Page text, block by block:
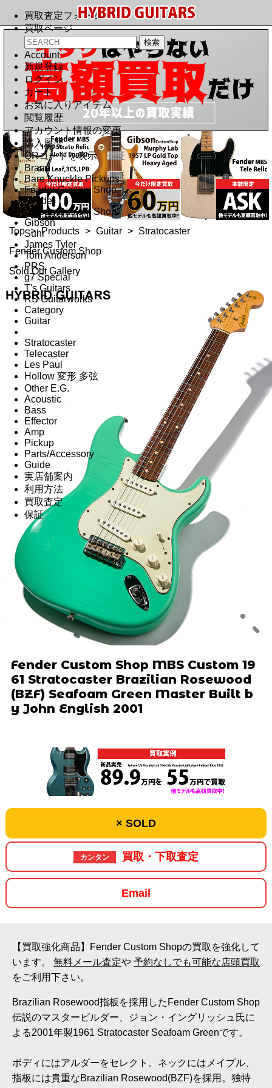
買取査定フォーム
買取ページ
Account
新規登録
ログイン
カート
お気に入りアイテム
閲覧履歴
アカウント情報の変更
購入履歴
QRコードを表示
Brand
Bare Knuckle Pickups
Fender Custom Shop
Fender
Gibson Custom Shop
Gibson
Suhr
James Tyler
Tom Anderson
PRS
g7 Special
T's Guitars
RS Guitarworks
Category
Guitar
Stratocaster
Telecaster
Les Paul
Hollow 変形 多弦
Other E.G.
Acoustic
Bass
Effector
Amp
Pickup
Parts/Accessory
Guide
実店舗案内
利用方法
買取査定
保証
Top > Products > Guitar > Stratocaster
Fender Custom Shop
Sold Out Gallery
Fender Custom Shop MBS Custom 19
61 Stratocaster Brazilian Rosewood
(BZF) Seafoam Green Master Built b
y John English 2001
× SOLD
カンタン 買取・下取査定
Email
【買取強化商品】Fender Custom Shopの買取を強化して
います。 無料メール査定や 予約なしでも可能な店頭買取
をご利用下さい。
Brazilian Rosewood指板を採用したFender Custom Shop
伝説のマスタービルダー、ジョン・イングリッシュ氏に
よる2001年製1961 Stratocaster Seafoam Greenです。
ボディにはアルダーをセレクト。ネックにはメイプル、
指板には貴重なBrazilian Rosewood(BZF)を採用。独特